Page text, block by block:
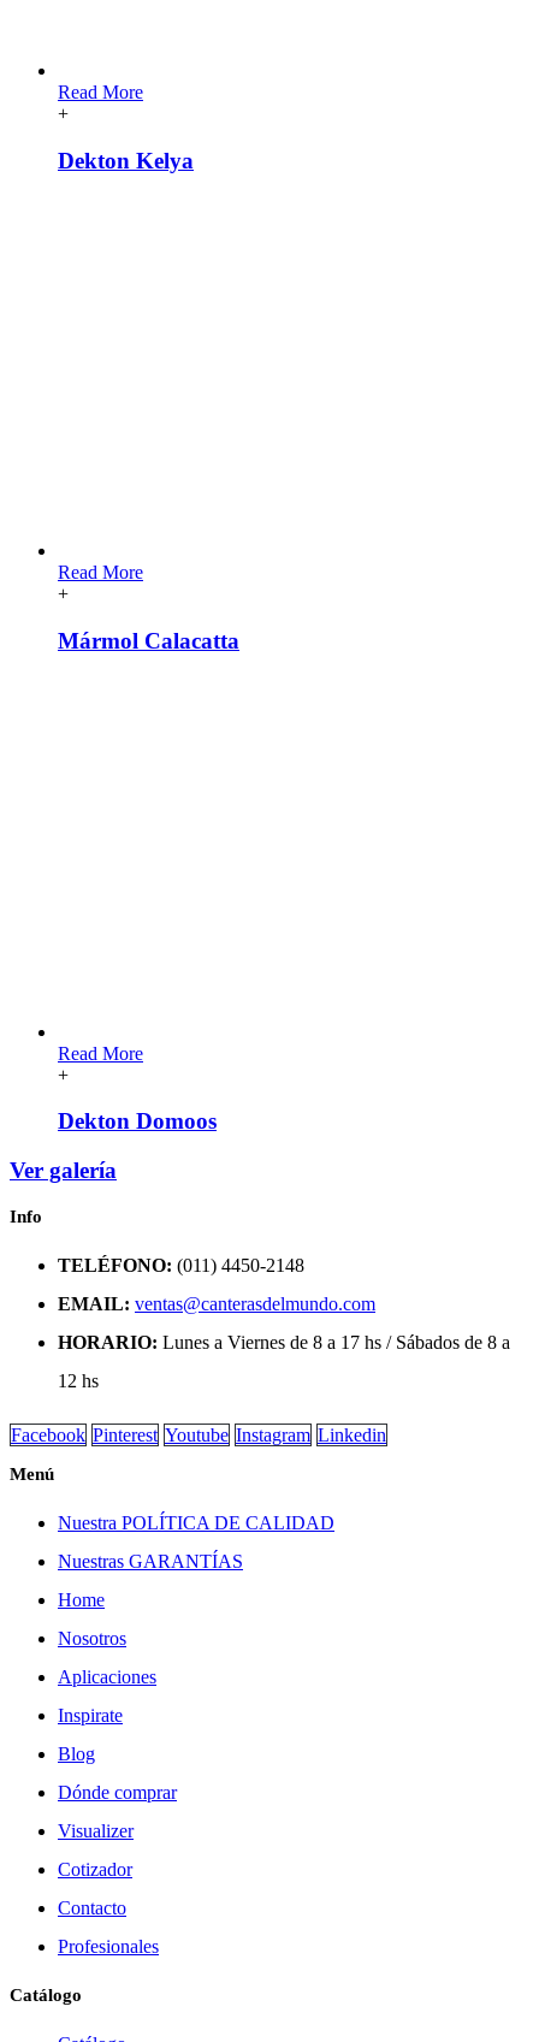
Read More
+
Dekton Kelya
Read More
+
Mármol Calacatta
Read More
+
Dekton Domoos
Ver galería
Info
TELÉFONO: (011) 4450-2148
EMAIL: ventas@canterasdelmundo.com
HORARIO: Lunes a Viernes de 8 a 17 hs / Sábados de 8 a
12 hs
Facebook Pinterest Youtube Instagram Linkedin
Menú
Nuestra POLÍTICA DE CALIDAD
Nuestras GARANTÍAS
Home
Nosotros
Aplicaciones
Inspirate
Blog
Dónde comprar
Visualizer
Cotizador
Contacto
Profesionales
Catálogo